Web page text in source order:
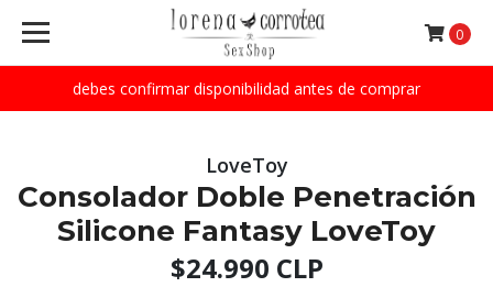
debes confirmar disponibilidad antes de comprar
0
LoveToy
Consolador Doble Penetración
Silicone Fantasy LoveToy
$24.990 CLP